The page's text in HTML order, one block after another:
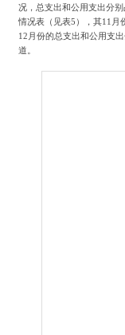
况，总支出和公用支出分
情况表（见表5），其11月
12月份的总支出和公用支
道。